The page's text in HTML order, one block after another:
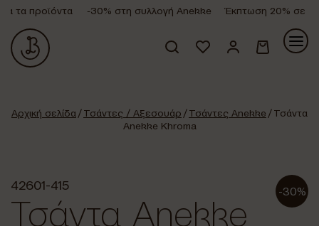
τα προϊόντα -30% στη συλλογή Anekke Έκπτωση 20% σε
Αρχική σελίδα/Τσάντες / Αξεσουάρ /Τσάντες Anekke / Τσάντα
Anekke Khroma
-30%
42601-415
Τσάντα Anekke